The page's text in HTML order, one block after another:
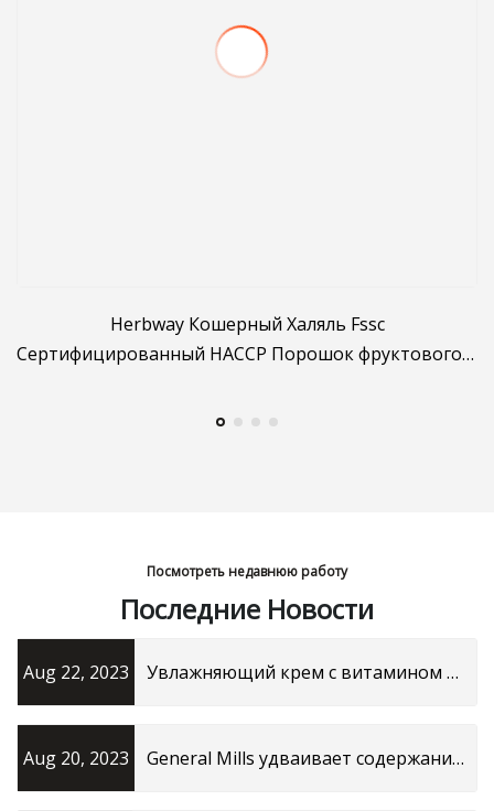
Herbway Кошерный Халяль Fssc
Сертифицированный HACCP Порошок фруктового и
цитруллюса Ланатуса
Посмотреть недавнюю работу
Последние Новости
Aug 22, 2023
Увлажняющий крем с витамином С
Aug 20, 2023
General Mills удваивает содержание